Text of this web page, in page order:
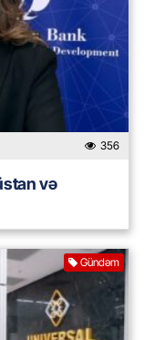
356
və
Gündəm